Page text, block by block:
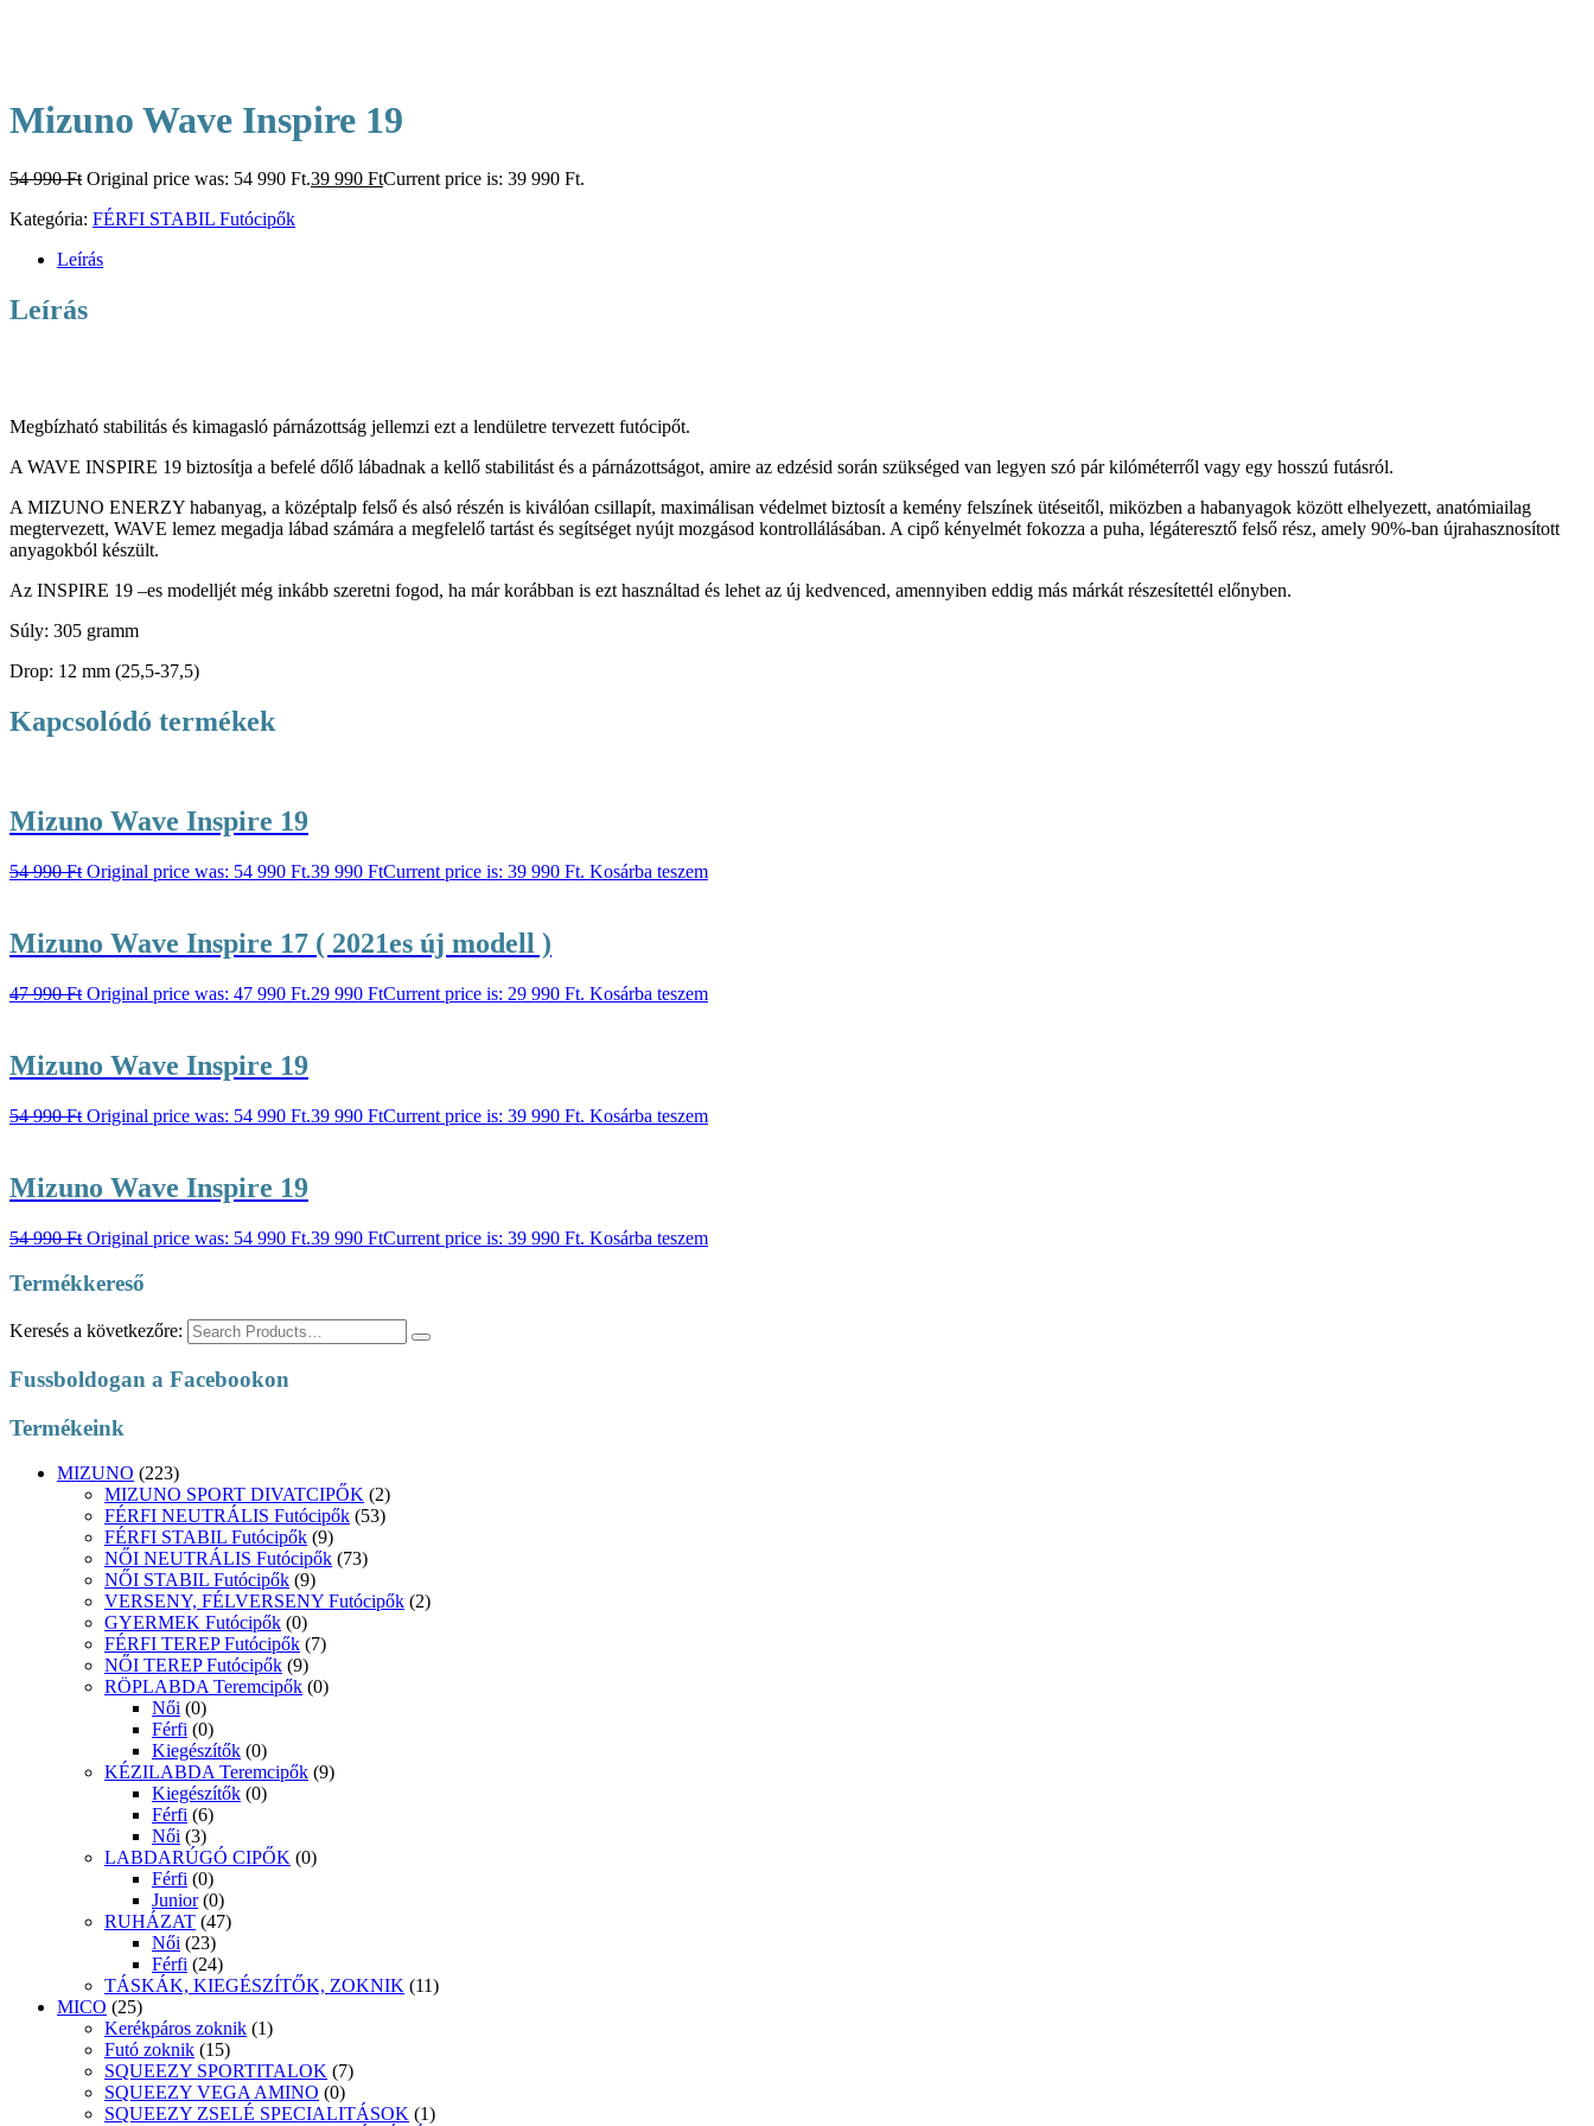
Mizuno Wave Inspire 19
54 990Ft Original price was: 54 990 Ft.39 990 FtCurrent price is: 39 990 Ft.
Kategória: FÉRFI STABIL Futócipők
Leírás
Leírás
Megbízható stabilitás és kimagasló párnázottság jellemzi ezt a lendületre tervezett futócipőt.
A WAVE INSPIRE 19 biztosítja a befelé dőlő lábadnak a kellő stabilitást és a párnázottságot, amire az edzésid során szükséged van legyen szó pár kilóméterről vagy egy hosszú futásról.
A MIZUNO ENERZY habanyag, a középtalp felső és alsó részén is kiválóan csillapít, maximálisan védelmet biztosít a kemény felszínek ütéseitől, miközben a habanyagok között elhelyezett, anatómiailag
megtervezett, WAVE lemez megadja lábad számára a megfelelő tartást és segítséget nyújt mozgásod kontrollálásában. A cipő kényelmét fokozza a puha, légáteresztő felső rész, amely 90%-ban újrahasznosított
anyagokból készült.
Az INSPIRE 19 –es modelljét még inkább szeretni fogod, ha már korábban is ezt használtad és lehet az új kedvenced, amennyiben eddig más márkát részesítettél előnyben.
Súly: 305 gramm
Drop: 12 mm (25,5-37,5)
Kapcsolódó termékek
Mizuno Wave Inspire 19
54 990Ft Original price was: 54 990 Ft.39 990 FtCurrent price is: 39 990 Ft. Kosárba teszem
Mizuno Wave Inspire 17 ( 2021es új modell )
47 990Ft Original price was: 47 990 Ft.29 990 FtCurrent price is: 29 990 Ft. Kosárba teszem
Mizuno Wave Inspire 19
54 990Ft Original price was: 54 990 Ft.39 990 FtCurrent price is: 39 990 Ft. Kosárba teszem
Mizuno Wave Inspire 19
54 990Ft Original price was: 54 990 Ft.39 990 FtCurrent price is: 39 990 Ft. Kosárba teszem
Termékkereső
Keresés a következőre:
Fussboldogan a Facebookon
Termékeink
MIZUNO (223)
MIZUNO SPORT DIVATCIPŐK (2)
FÉRFI NEUTRÁLIS Futócipők (53)
FÉRFI STABIL Futócipők (9)
NŐI NEUTRÁLIS Futócipők (73)
NŐI STABIL Futócipők (9)
VERSENY, FÉLVERSENY Futócipők (2)
GYERMEK Futócipők (0)
FÉRFI TEREP Futócipők (7)
NŐI TEREP Futócipők (9)
RÖPLABDA Teremcipők (0)
Női (0)
Férfi (0)
Kiegészítők (0)
KÉZILABDA Teremcipők (9)
Kiegészítők (0)
Férfi (6)
Női (3)
LABDARÚGÓ CIPŐK (0)
Férfi (0)
Junior (0)
RUHÁZAT (47)
Női (23)
Férfi (24)
TÁSKÁK, KIEGÉSZÍTŐK, ZOKNIK (11)
MICO (25)
Kerékpáros zoknik (1)
Futó zoknik (15)
SQUEEZY SPORTITALOK (7)
SQUEEZY VEGA AMINO (0)
SQUEEZY ZSELÉ SPECIALITÁSOK (1)